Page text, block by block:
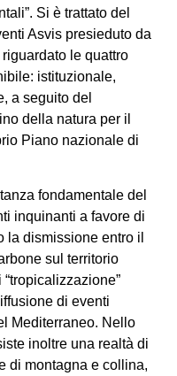
Si è trattato del
Asvis presieduto da
le quattro
istituzionale,
a seguito del
della natura per il
Piano nazionale di
fondamentale del
inquinanti a favore di
la dismissione entro il
sul territorio
di eventi
Mediterraneo. Nello
inoltre una realtà di
di montagna e collina,